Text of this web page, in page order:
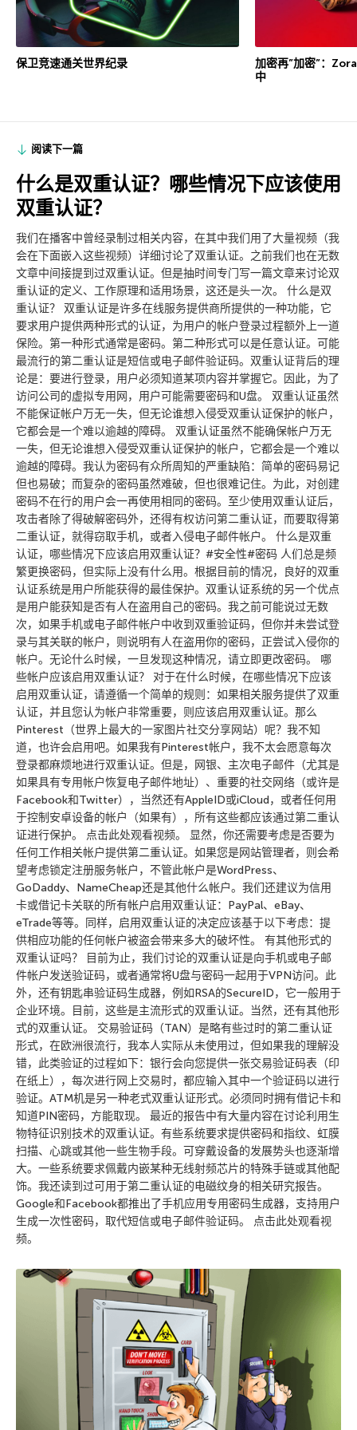
保卫竞速通关世界纪录
加密再”加密”：
中
阅读下一篇
什么是双重认证？哪些情况下应该使用
双重认证？
我们在播客中曾经录制过相关内容，在其中我们用了大量视频（我
会在下面嵌入这些视频）详细讨论了双重认证。之前我们也在无数
文章中间接提到过双重认证。但是抽时间专门写一篇文章来讨论双
重认证的定义、工作原理和适用场景，这还是头一次。 什么是双
重认证？ 双重认证是许多在线服务提供商所提供的一种功能，它
要求用户提供两种形式的认证，为用户的帐户登录过程额外上一道
保险。第一种形式通常是密码。第二种形式可以是任意认证。可能
最流行的第二重认证是短信或电子邮件验证码。双重认证背后的理
论是：要进行登录，用户必须知道某项内容并掌握它。因此，为了
访问公司的虚拟专用网，用户可能需要密码和U盘。 双重认证虽然
不能保证帐户万无一失，但无论谁想入侵受双重认证保护的帐户，
它都会是一个难以逾越的障碍。 双重认证虽然不能确保帐户万无
一失，但无论谁想入侵受双重认证保护的帐户，它都会是一个难以
逾越的障碍。我认为密码有众所周知的严重缺陷：简单的密码易记
但也易破；而复杂的密码虽然难破，但也很难记住。为此，对创建
密码不在行的用户会一再使用相同的密码。至少使用双重认证后，
攻击者除了得破解密码外，还得有权访问第二重认证，而要取得第
二重认证，就得窃取手机，或者入侵电子邮件帐户。 什么是双重
认证，哪些情况下应该启用双重认证？#安全性#密码 人们总是频
繁更换密码，但实际上没有什么用。根据目前的情况，良好的双重
认证系统是用户所能获得的最佳保护。双重认证系统的另一个优点
是用户能获知是否有人在盗用自己的密码。我之前可能说过无数
次，如果手机或电子邮件帐户中收到双重验证码，但你并未尝试登
录与其关联的帐户，则说明有人在盗用你的密码，正尝试入侵你的
帐户。无论什么时候，一旦发现这种情况，请立即更改密码。 哪
些帐户应该启用双重认证？ 对于在什么时候，在哪些情况下应该
启用双重认证，请遵循一个简单的规则：如果相关服务提供了双重
认证，并且您认为帐户非常重要，则应该启用双重认证。那么
Pinterest（世界上最大的一家图片社交分享网站）呢？我不知
道，也许会启用吧。如果我有Pinterest帐户，我不太会愿意每次
登录都麻烦地进行双重认证。但是，网银、主次电子邮件（尤其是
如果具有专用帐户恢复电子邮件地址）、重要的社交网络（或许是
Facebook和Twitter），当然还有AppleID或iCloud，或者任何用
于控制安卓设备的帐户（如果有），所有这些都应该通过第二重认
证进行保护。 点击此处观看视频。 显然，你还需要考虑是否要为
任何工作相关帐户提供第二重认证。如果您是网站管理者，则会希
望考虑锁定注册服务帐户，不管此帐户是WordPress、
GoDaddy、NameCheap还是其他什么帐户。我们还建议为信用
卡或借记卡关联的所有帐户启用双重认证：PayPal、eBay、
eTrade等等。同样，启用双重认证的决定应该基于以下考虑：提
供相应功能的任何帐户被盗会带来多大的破坏性。 有其他形式的
双重认证吗？ 目前为止，我们讨论的双重认证是向手机或电子邮
件帐户发送验证码，或者通常将U盘与密码一起用于VPN访问。此
外，还有钥匙串验证码生成器，例如RSA的SecureID，它一般用于
企业环境。目前，这些是主流形式的双重认证。当然，还有其他形
式的双重认证。 交易验证码（TAN）是略有些过时的第二重认证
形式，在欧洲很流行，我本人实际从未使用过，但如果我的理解没
错，此类验证的过程如下：银行会向您提供一张交易验证码表（印
在纸上），每次进行网上交易时，都应输入其中一个验证码以进行
验证。ATM机是另一种老式双重认证形式。必须同时拥有借记卡和
知道PIN密码，方能取现。 最近的报告中有大量内容在讨论利用生
物特征识别技术的双重认证。有些系统要求提供密码和指纹、虹膜
扫描、心跳或其他一些生物手段。可穿戴设备的发展势头也逐渐增
大。一些系统要求佩戴内嵌某种无线射频芯片的特殊手链或其他配
饰。我还读到过可用于第二重认证的电磁纹身的相关研究报告。
Google和Facebook都推出了手机应用专用密码生成器，支持用户
生成一次性密码，取代短信或电子邮件验证码。 点击此处观看视
频。